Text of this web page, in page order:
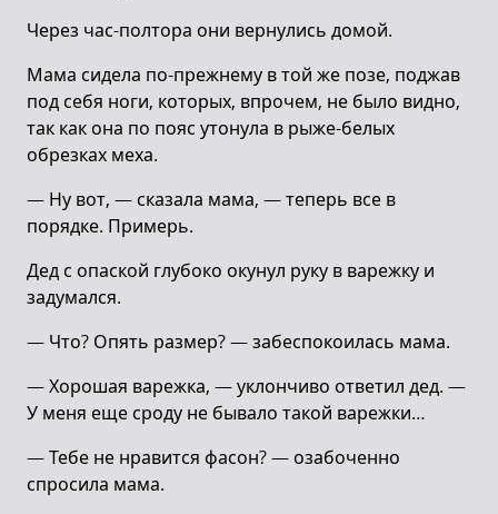
Через час-полтора они вернулись домой.
Мама сидела по-прежнему в той же позе, поджав
под себя ноги, которых, впрочем, не было видно,
так как она по пояс утонула в рыже-белых
обрезках меха.
— Ну вот, — сказала мама, — теперь все в
порядке. Примерь.
Дед с опаской глубоко окунул руку в варежку и
задумался.
— Что? Опять размер? — забеспокоилась мама.
— Хорошая варежка, — уклончиво ответил дед. —
У меня еще сроду не бывало такой варежки…
— Тебе не нравится фасон? — озабоченно
спросила мама.